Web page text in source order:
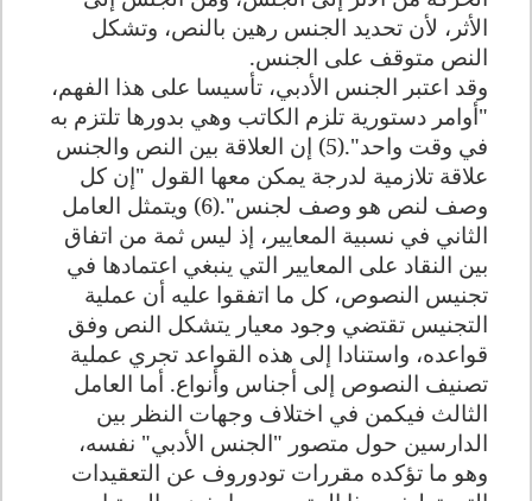
الأثر، لأن تحديد الجنس رهين بالنص، وتشكل
النص متوقف على الجنس.
وقد اعتبر الجنس الأدبي، تأسيسا على هذا الفهم،
"أوامر دستورية تلزم الكاتب وهي بدورها تلتزم به
في وقت واحد".(5) إن العلاقة بين النص والجنس
علاقة تلازمية لدرجة يمكن معها القول "إن كل
وصف لنص هو وصف لجنس".(6) ويتمثل العامل
الثاني في نسبية المعايير، إذ ليس ثمة من اتفاق
بين النقاد على المعايير التي ينبغي اعتمادها في
تجنيس النصوص، كل ما اتفقوا عليه أن عملية
التجنيس تقتضي وجود معيار يتشكل النص وفق
قواعده، واستنادا إلى هذه القواعد تجري عملية
تصنيف النصوص إلى أجناس وأنواع. أما العامل
الثالث فيكمن في اختلاف وجهات النظر بين
الدارسين حول متصور "الجنس الأدبي" نفسه،
وهو ما تؤكده مقررات تودوروف عن التعقيدات